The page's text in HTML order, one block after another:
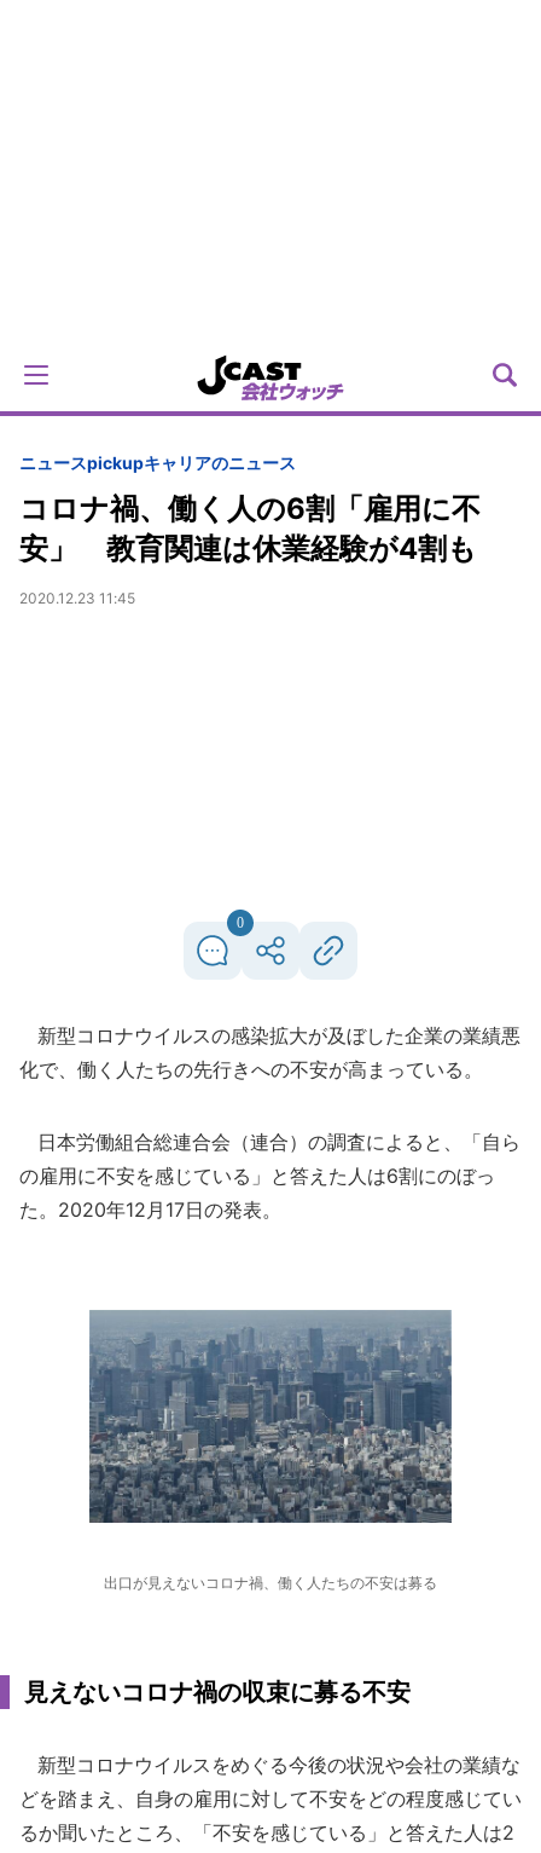
ニュースpickupキャリアのニュース
コロナ禍、働く人の6割「雇用に不
安」 教育関連は休業経験が4割も
2020.12.23 11:45
0
新型コロナウイルスの感染拡大が及ぼした企業の業績悪
化で、働く人たちの先行きへの不安が高まっている。
日本労働組合総連合会（連合）の調査によると、「自ら
の雇用に不安を感じている」と答えた人は6割にのぼっ
た。2020年12月17日の発表。
出口が見えないコロナ禍、働く人たちの不安は募る
見えないコロナ禍の収束に募る不安
新型コロナウイルスをめぐる今後の状況や会社の業績な
どを踏まえ、自身の雇用に対して不安をどの程度感じてい
るか聞いたところ、「不安を感じている」と答えた人は2